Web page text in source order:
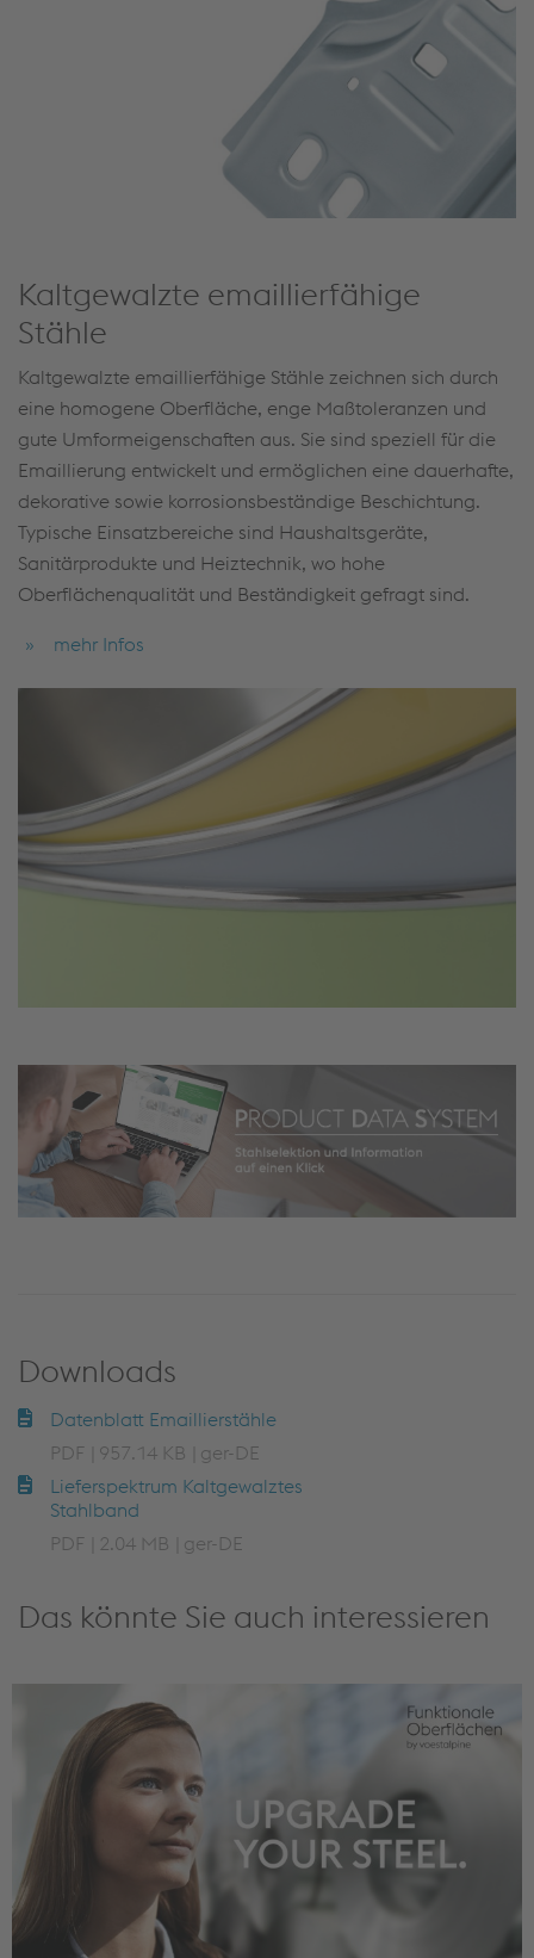
Kaltgewalzte emaillierfähige
Stähle
Kaltgewalzte emaillierfähige Stähle zeichnen sich durch
eine homogene Oberfläche, enge Maßtoleranzen und
gute Umformeigenschaften aus. Sie sind speziell für die
Emaillierung entwickelt und ermöglichen eine dauerhafte,
dekorative sowie korrosionsbeständige Beschichtung.
Typische Einsatzbereiche sind Haushaltsgeräte,
Sanitärprodukte und Heiztechnik, wo hohe
Oberflächenqualität und Beständigkeit gefragt sind.
mehr Infos
Downloads
Datenblatt Emaillierstähle
PDF
957.14 KB
ger-DE
Lieferspektrum Kaltgewalztes
Stahlband
PDF
2.04 MB ger-DE
Das könnte Sie auch interessieren